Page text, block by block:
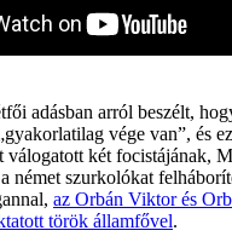
adásban arról beszélt,
vége van”, és
válogatott két focistájának,
német szurkolókat
az Orbán Viktor és
török államfővel.